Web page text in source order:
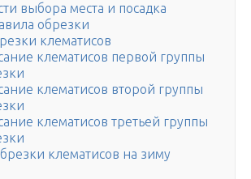
выбора места и посадка
обрезки
клематисов
клематисов первой группы
клематисов второй группы
клематисов третьей группы
клематисов на зиму